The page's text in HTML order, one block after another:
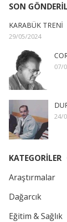
SON
KARABÜK TRENİ
29/05/2024
07/
24/
KATEGORİLER
Araştırmalar
Dağarcık
Eğitim & Sağlık